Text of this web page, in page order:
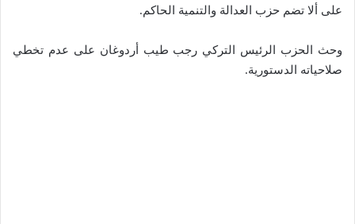
على ألا تضم حزب العدالة والتنمية الحاكم.
وحث الحزب الرئيس التركي رجب طيب أردوغان على عدم تخطي
صلاحياته الدستورية.